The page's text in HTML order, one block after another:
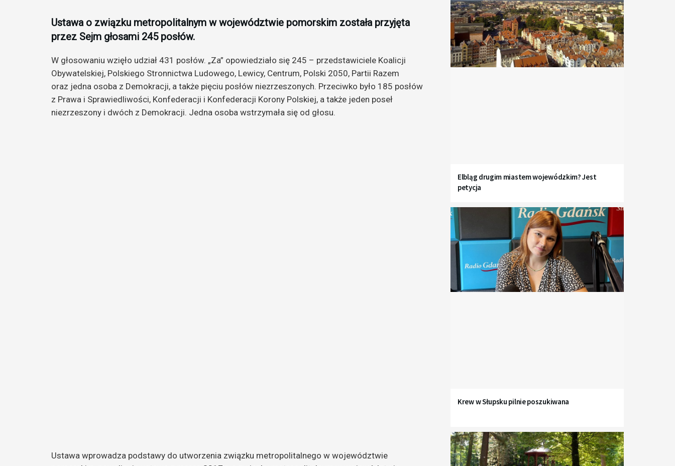
Ustawa o związku metropolitalnym w województwie pomorskim została przyjęta
przez Sejm głosami 245 posłów.
W głosowaniu wzięło udział 431 posłów. „Za” opowiedziało się 245 – przedstawiciele Koalicji
Obywatelskiej, Polskiego Stronnictwa Ludowego, Lewicy, Centrum, Polski 2050, Partii Razem
oraz jedna osoba z Demokracji, a także pięciu posłów niezrzeszonych. Przeciwko było 185 posłów
z Prawa i Sprawiedliwości, Konfederacji i Konfederacji Korony Polskiej, a także jeden poseł
niezrzeszony i dwóch z Demokracji. Jedna osoba wstrzymała się od głosu.
Ustawa wprowadza podstawy do utworzenia związku metropolitalnego w województwie
Elbląg drugim miastem wojewódzkim? Jest
petycja
Krew w Słupsku pilnie poszukiwana